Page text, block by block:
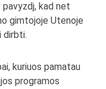
pavyzdį, kad net
gimtojoje Utenoje
dirbti.
kuriuos pamatau
programos